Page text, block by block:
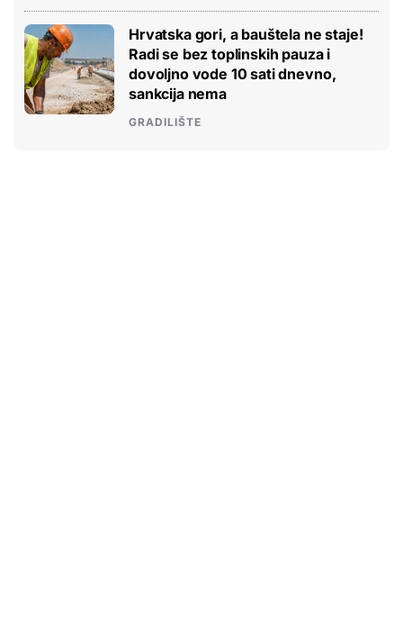
Hrvatska gori, a bauštela ne staje!
Radi se bez toplinskih pauza i
dovoljno vode 10 sati dnevno,
sankcija nema
GRADILIŠTE